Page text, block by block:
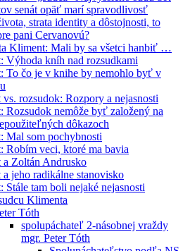
senát opäť marí spravodlivosť
strata identity a dôstojnosti, to
pani Cervanovú?
Kliment: Mali by sa všetci hanbiť …
Výhoda kníh nad rozsudkami
To čo je v knihe by nemohlo byť v
rozsudok: Rozpory a nejasnosti
Rozsudok nemôže byť založený na
dôkazoch
Mal som pochybnosti
Robím veci, ktoré ma bavia
Zoltán Andrusko
jeho radikálne stanovisko
Stále tam boli nejaké nejasnosti
Klimenta
Tóth
spolupáchateľ 2-násobnej vraždy
mgr. Peter Tóth